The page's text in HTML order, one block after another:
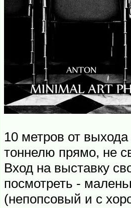
10 метров от
тоннелю прямо, не
Вход на выставку
посмотреть -
(непопсовый и с